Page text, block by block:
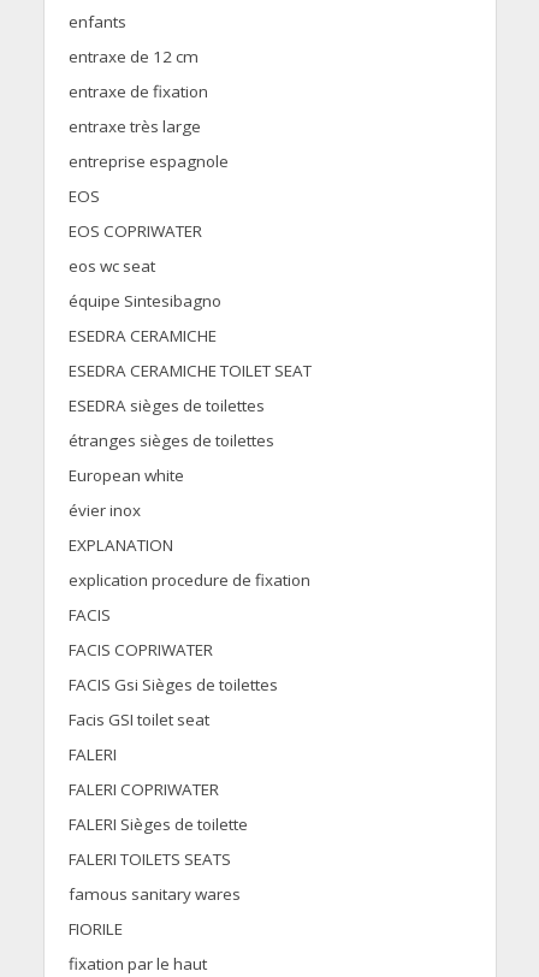
enfants
entraxe de 12 cm
entraxe de fixation
entraxe très large
entreprise espagnole
EOS
EOS COPRIWATER
eos wc seat
équipe Sintesibagno
ESEDRA CERAMICHE
ESEDRA CERAMICHE TOILET SEAT
ESEDRA sièges de toilettes
étranges sièges de toilettes
European white
évier inox
EXPLANATION
explication procedure de fixation
FACIS
FACIS COPRIWATER
FACIS Gsi Sièges de toilettes
Facis GSI toilet seat
FALERI
FALERI COPRIWATER
FALERI Sièges de toilette
FALERI TOILETS SEATS
famous sanitary wares
FIORILE
fixation par le haut